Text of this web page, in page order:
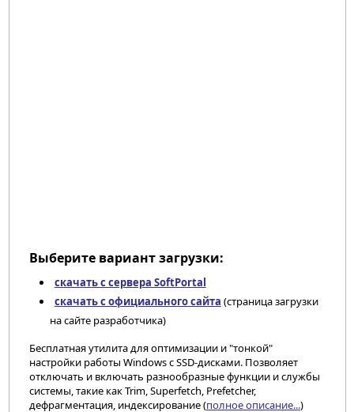
Выберите вариант загрузки:
скачать с сервера SoftPortal
скачать с официального сайта (страница загрузки
на сайте разработчика)
Бесплатная утилита для оптимизации и "тонкой"
настройки работы Windows с SSD-дисками. Позволяет
отключать и включать разнообразные функции и службы
системы, такие как Trim, Superfetch, Prefetcher,
дефрагментация, индексирование (полное описание...)